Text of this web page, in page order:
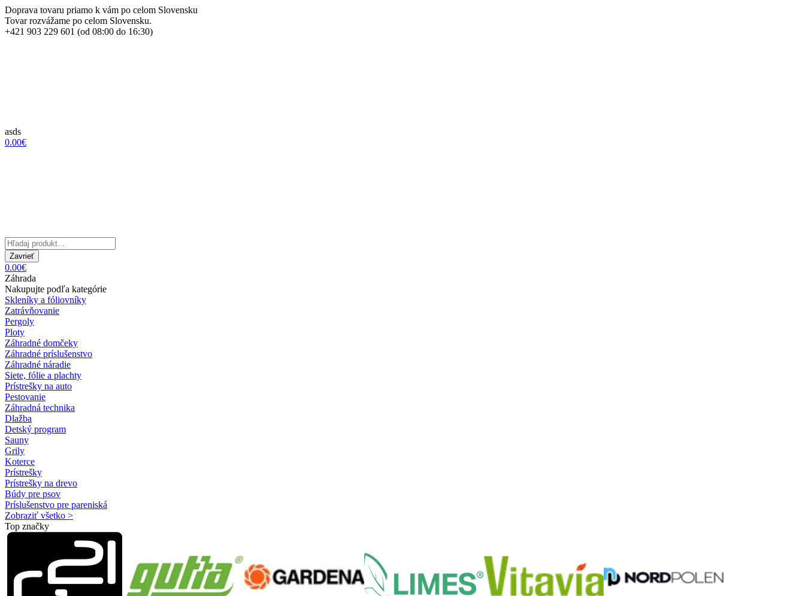
Doprava tovaru priamo k vám po celom Slovensku
Tovar rozvážame po celom Slovensku.
+421 903 229 601 (od 08:00 do 16:30)
asds
0.00€
Zavrieť
0.00€
Záhrada
Nakupujte podľa kategórie
Skleníky a fóliovníky
Zatrávňovanie
Pergoly
Ploty
Záhradné domčeky
Záhradné príslušenstvo
Záhradné náradie
Siete, fólie a plachty
Prístrešky na auto
Pestovanie
Záhradná technika
Dlažba
Detský program
Sauny
Grily
Koterce
Prístrešky
Prístrešky na drevo
Búdy pre psov
Príslušenstvo pre pareniská
Zobraziť všetko >
Top značky